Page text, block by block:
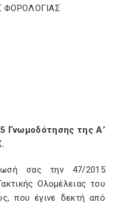
ΦΟΡΟΛΟΓΙΑΣ
Γνωμοδότησης της Α’
σας την 47/2015
Ολομέλειας του
που έγινε δεκτή από